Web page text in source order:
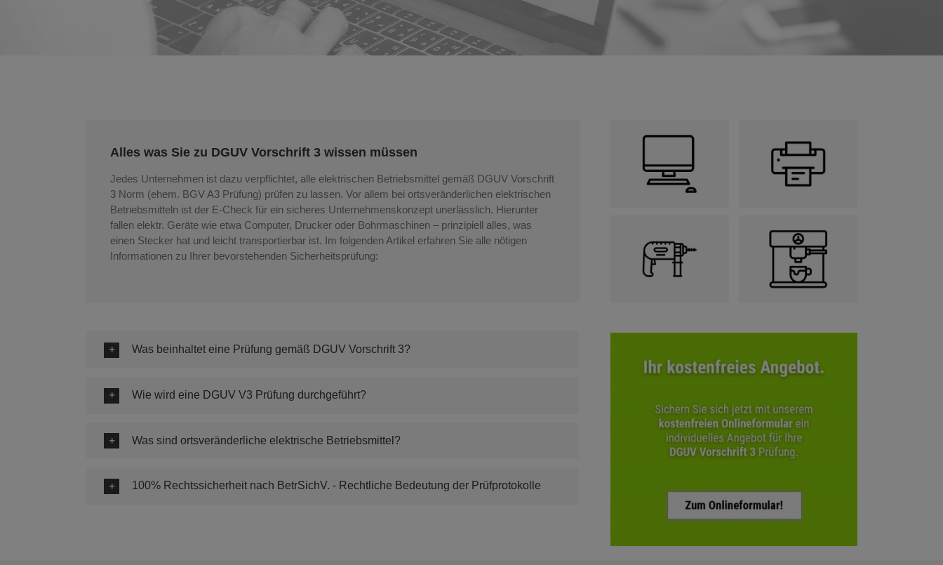
Alles was Sie zu DGUV Vorschrift 3 wissen müssen
Jedes Unternehmen ist dazu verpflichtet, alle elektrischen Betriebsmittel gemäß DGUV Vorschrift
3 Norm (ehem. BGV A3 Prüfung) prüfen zu lassen. Vor allem bei ortsveränderlichen elektrischen
Betriebsmitteln ist der E-Check für ein sicheres Unternehmenskonzept unerlässlich. Hierunter
fallen elektr. Geräte wie etwa Computer, Drucker oder Bohrmaschinen – prinzipiell alles, was
einen Stecker hat und leicht transportierbar ist. Im folgenden Artikel erfahren Sie alle nötigen
Informationen zu Ihrer bevorstehenden Sicherheitsprüfung:
Was beinhaltet eine Prüfung gemäß DGUV Vorschrift 3?
Wie wird eine DGUV V3 Prüfung durchgeführt?
Was sind ortsveränderliche elektrische Betriebsmittel?
100% Rechtssicherheit nach BetrSichV. - Rechtliche Bedeutung der Prüfprotokolle